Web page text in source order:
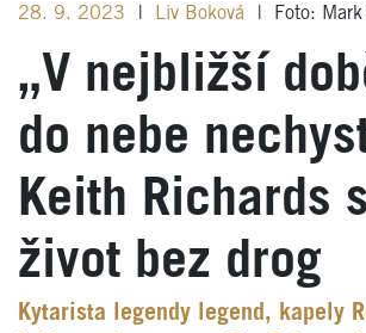
28. 9. 2023 Liv Boková Foto:
„V nejbližší
do nebe
Keith Richards
život bez drog
Kytarista legendy legend, kapely